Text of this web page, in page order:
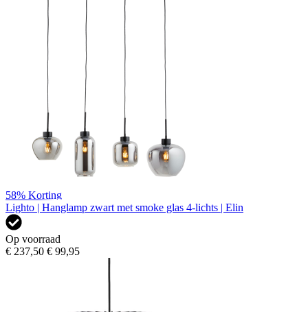
58% Korting
Lighto | Hanglamp zwart met smoke glas 4-lichts | Elin
Op voorraad
€ 237,50 € 99,95